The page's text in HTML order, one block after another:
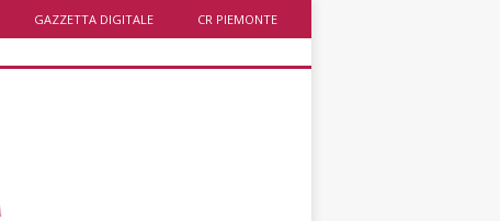
GAZZETTA DIGITALE CR PIEMONTE